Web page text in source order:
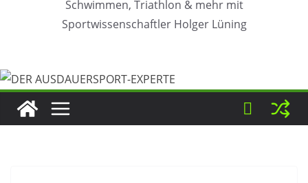
Schwimmen, Triathlon & mehr mit
Sportwissenschaftler Holger Lüning